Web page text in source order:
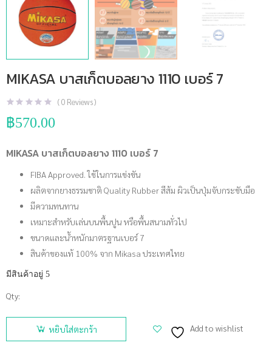
MIKASA บาสเก็ตบอลยาง 1110 เบอร์ 7
(0 Reviews )
฿570.00
MIKASA บาสเก็ตบอลยาง 1110 เบอร์ 7
FIBA Approved. ใช้ในการแข่งขัน
ผลิตจากยางธรรมชาติ Quality Rubber สีส้ม ผิวเป็นปุ่มจับกระชับมือ
มีความทนทาน
เหมาะสำหรับเล่นบนพื้นปูน หรือพื้นสนามทั่วไป
ขนาดและน้ำหนักมาตรฐานเบอร์ 7
สินค้าของแท้ 100% จาก Mikasa ประเทศไทย
มีสินค้าอยู่ 5
Qty:
จำนวน
MIKASA บา
สเก็ตบอล
หยิบใส่ตะกร้า Add to wishlist